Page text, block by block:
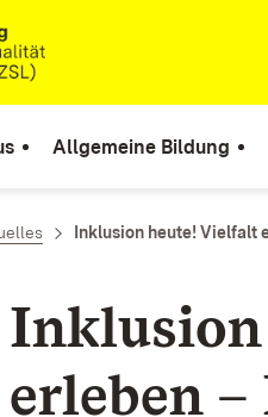
Allgemeine Bildung
Inklusion heute! Vielfalt
erleben